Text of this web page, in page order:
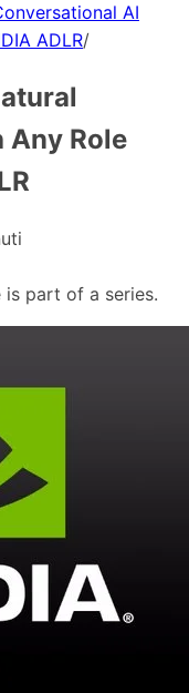
AI
ADLR/
Any Role
part of a series.